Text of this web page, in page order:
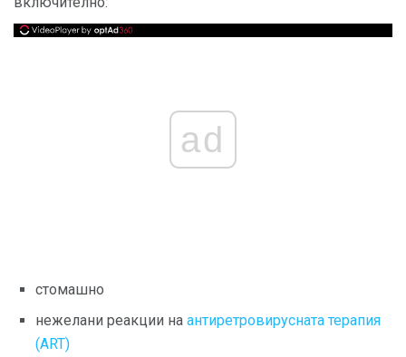
ad
стомашно
нежелани реакции на антиретровирусната терапия
(ART)